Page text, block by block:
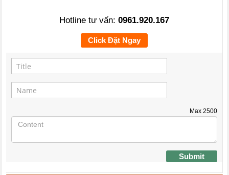
Hotline tư vấn: 0961.920.167
Click Đặt Ngay
Max 2500
Submit